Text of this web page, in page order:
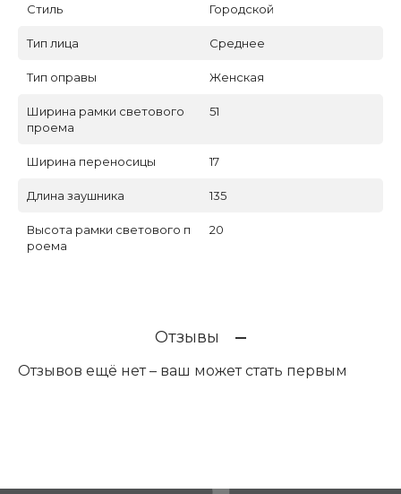
Стиль Городской
Тип лица Среднее
Тип оправы Женская
Ширина рамки светового
проема
51
Ширина переносицы 17
Длина заушника 135
Высота рамки светового п
роема
20
Отзывы
Отзывов ещё нет – ваш может стать первым